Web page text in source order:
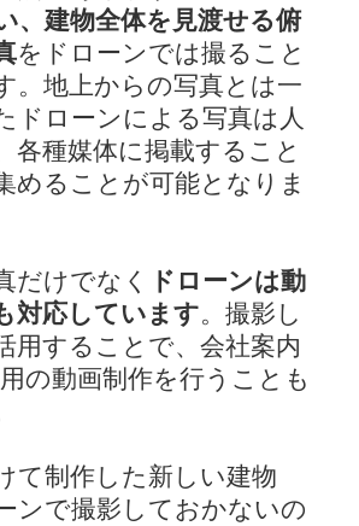
、建物全体を見渡せる俯
をドローンでは撮ること
。地上からの写真とは一
ドローンによる写真は人
各種媒体に掲載すること
めることが可能となりま
だけでなく
ドローンは動
対応しています。撮影し
用することで、会社案内
の動画制作を行うことも
て制作した新しい建物
ンで撮影しておかないの